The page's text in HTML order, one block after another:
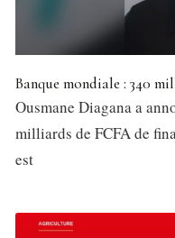
Banque mondiale : 340
Ousmane Diagana a
milliards de FCFA de
est